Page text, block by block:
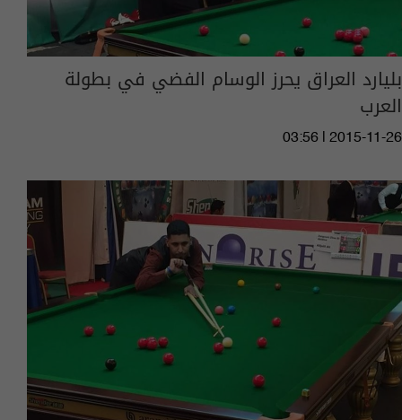
بليارد العراق يحرز الوسام الفضي في بطولة
العرب
03:56 | 2015-11-26